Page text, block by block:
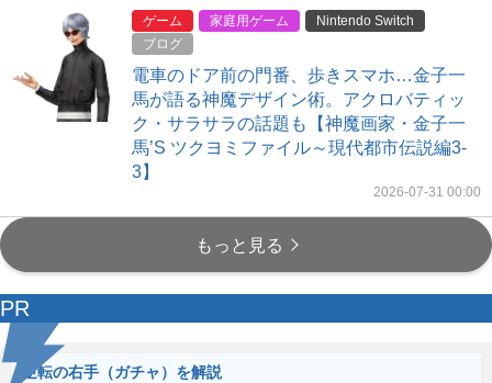
ゲーム 家庭用ゲーム
Nintendo Switch
ブログ
電車のドア前の門番、歩きスマホ…金子一
馬が語る神魔デザイン術。アクロバティッ
ク・サラサラの話題も【神魔画家・金子一
馬’S ツクヨミファイル～現代都市伝説編3-
3】
2026-07-31 00:00
もっと見る
PR
逆転の右手（ガチャ）を解説